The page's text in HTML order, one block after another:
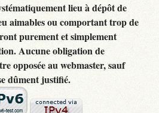
lieu à dépôt de
aimables ou comportant trop de
purement et simplement
Aucune obligation de
opposée au webmaster, sauf
dûment justifié.